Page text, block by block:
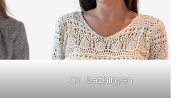
Dr. Sazhinyan